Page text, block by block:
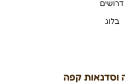
דרושים
בלוג
וסדנאות קפה